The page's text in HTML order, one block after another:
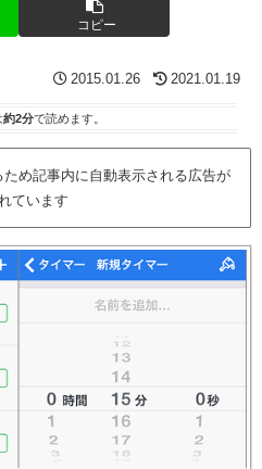
コピー
2015.01.26 2021.01.19
約2分で読めます。
め記事内に自動表示される広告が
ています